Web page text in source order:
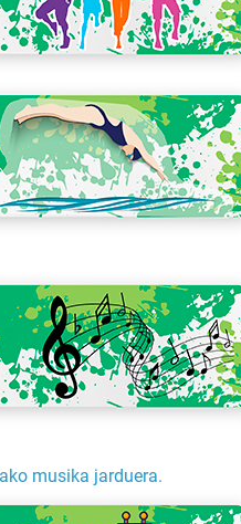
musika jarduera.